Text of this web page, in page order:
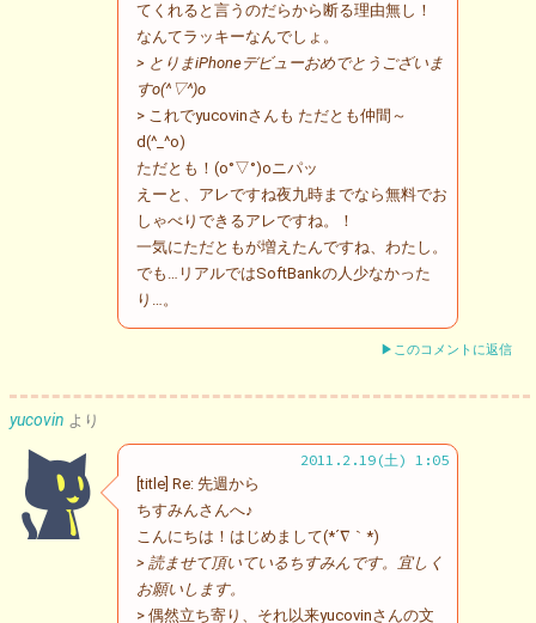
てくれると言うのだらから断る理由無し！
なんてラッキーなんでしょ。
> とりまiPhoneデビューおめでとうございま
すo(^▽^)o
> これでyucovinさんも ただとも仲間～
d(^_^o)
ただとも！(o°▽°)oニパッ
えーと、アレですね夜九時までなら無料でお
しゃべりできるアレですね。！
一気にただともが増えたんですね、わたし。
でも…リアルではSoftBankの人少なかった
り…。
▶このコメントに返信
yucovin より
2011.2.19(土) 1:05
[title] Re: 先週から
ちすみんさんへ♪
こんにちは！はじめまして(*´∇｀*)
> 読ませて頂いているちすみんです。宜しく
お願いします。
> 偶然立ち寄り、それ以来yucovinさんの文